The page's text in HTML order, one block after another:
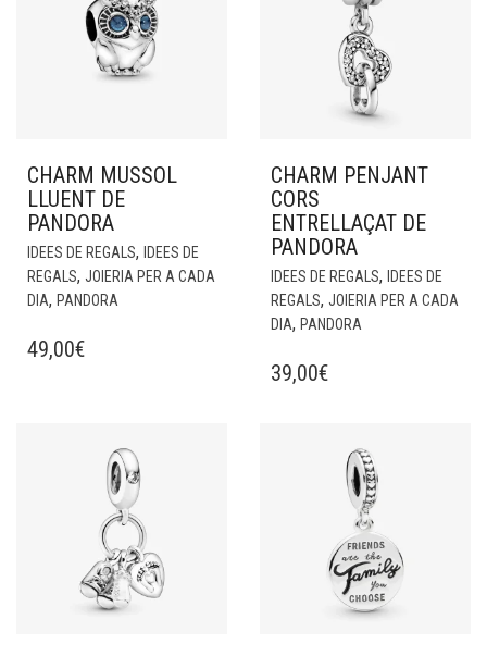
CHARM MUSSOL
LLUENT DE
PANDORA
IDEES DE REGALS,
IDEES DE
REGALS, JOIERIA PER A CADA
DIA, PANDORA
49,00€
CHARM PENJANT
CORS
ENTRELLAÇAT DE
PANDORA
IDEES DE REGALS,
IDEES DE
REGALS, JOIERIA PER A CADA
DIA, PANDORA
39,00€